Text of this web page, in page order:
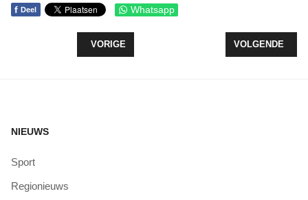
f Deel Whatsapp
VORIG ARTIKEL: LEERLINGEN VAN
VORIGE VOLGENDE
VOLGENDE
NIEUWS
Sport
Regionieuws